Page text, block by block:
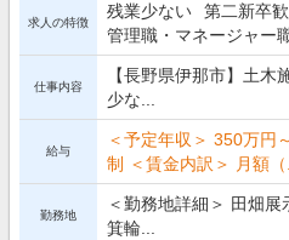
求人の特徴
残業少ない 第二新卒
管理職・マネージャー
仕事内容
【長野県伊那市】土
少な...
給与
＜予定年収＞ 350万円
制 ＜賃金内訳＞ 月額（
勤務地
＜勤務地詳細＞ 田畑
箕輪...